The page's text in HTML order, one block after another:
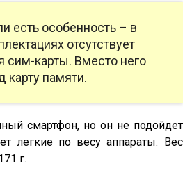
есть особенность – в
отсутствует
сим-карты. Вместо него
карту памяти.
смартфон, но он не подойдет
легкие по весу аппараты. Вес
г.